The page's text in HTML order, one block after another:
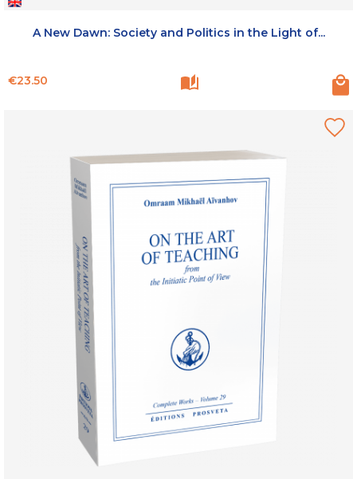
A New Dawn: Society and Politics in the Light of...
Price
€23.50